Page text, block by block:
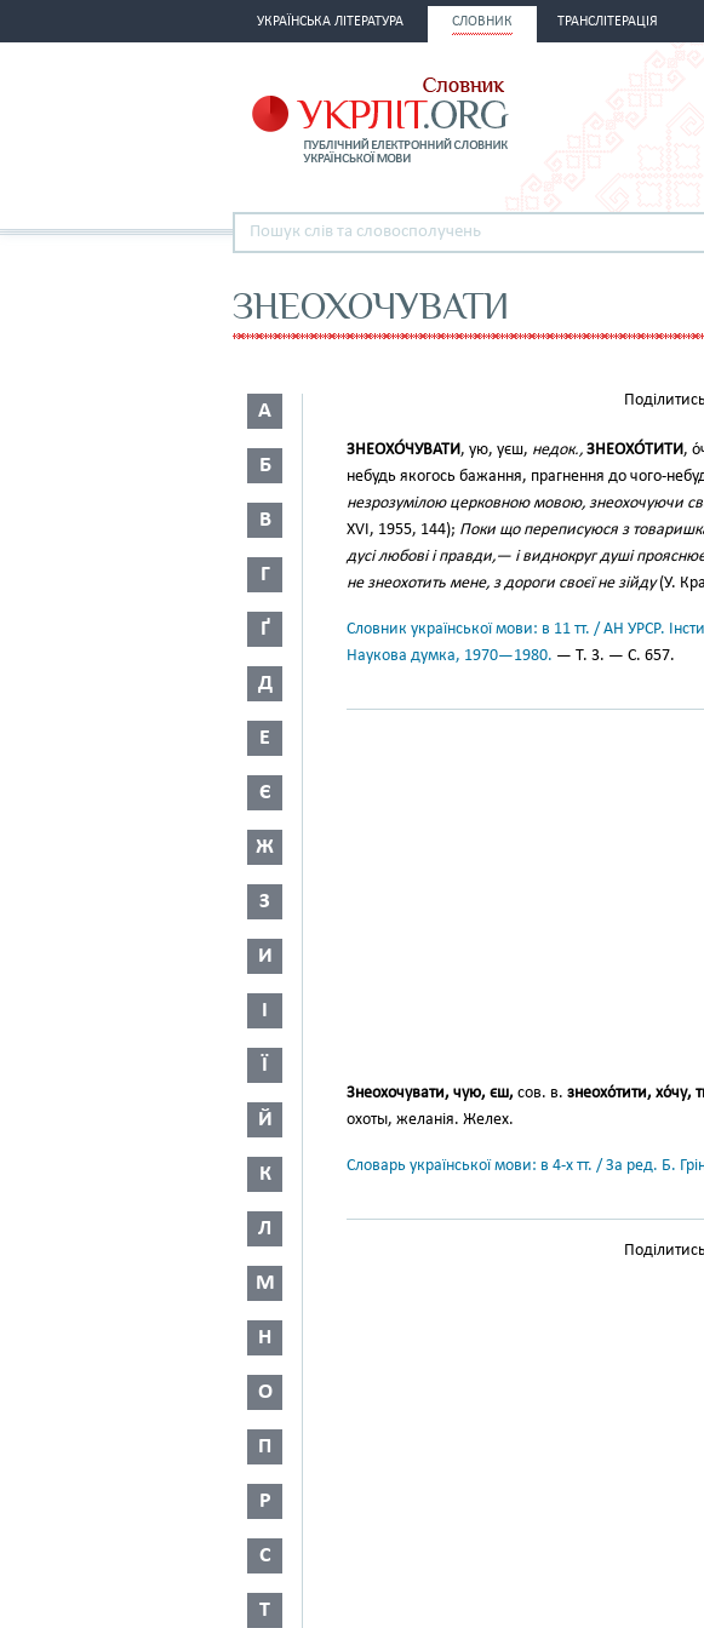
УКРАЇНСЬКА ЛІТЕРАТУРА СЛОВНИК ТРАНСЛІТЕРАЦІЯ
ЗНЕОХОЧУВАТИ
А
Б
В
Г
Ґ
Д
Е
Є
Ж
З
И
І
Ї
Й
К
Л
М
Н
О
П
Р
С
Т
ЗНЕОХО́ЧУВАТИ, ую, уєш, недок., ЗНЕОХО́ТИТИ,
небудь якогось бажання, прагнення до чого-
незрозумілою церковною мовою, знеохочуючи
XVI, 1955, 144); Поки що переписуюся з
дусі любові і правди,— і виднокруг душі
не знеохотить мене, з дороги своєї не зійду(У.
Словник української мови: в 11 тт. / АН УРСР.
Наукова думка, 1970—1980. — Т. 3. — С. 657.
Знеохочувати, чую, єш, сов. в. знеохо́тити, хо́чу,
охоты, желанія. Желех.
Словарь української мови: в 4-х тт. / За ред. Б.